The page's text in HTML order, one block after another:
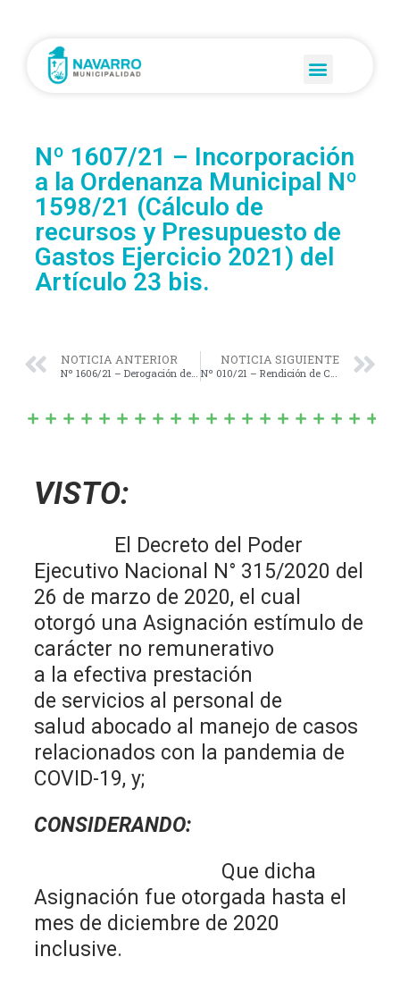
Nº 1607/21 – Incorporación
a la Ordenanza Municipal Nº
1598/21 (Cálculo de
recursos y Presupuesto de
Gastos Ejercicio 2021) del
Artículo 23 bis.
NOTICIA ANTERIOR
Nº 1606/21 – Derogación del Artículo 4º de la Ordenanza Municipal Nº 1554/2019.
NOTICIA SIGUIENTE
Nº 010/21 – Rendición de Cuentas correspondiente al Ejercicio 2020.-
VISTO:
El Decreto del Poder
Ejecutivo Nacional N° 315/2020 del
26 de marzo de 2020, el cual
otorgó una Asignación estímulo de
carácter no remunerativo
a la efectiva prestación
de servicios al personal de
salud abocado al manejo de casos
relacionados con la pandemia de
COVID-19, y;
CONSIDERANDO:
Que dicha
Asignación fue otorgada hasta el
mes de diciembre de 2020
inclusive.